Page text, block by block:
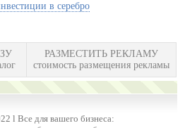
в серебро
РАЗМЕСТИТЬ РЕКЛАМУ
стоимость размещения рекламы
l Все для вашего бизнеса: